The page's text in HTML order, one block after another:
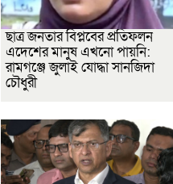
ছাত্র জনতার বিপ্লবের প্রতিফলন
এদেশের মানুষ এখনো পায়নি:
রামগঞ্জে জুলাই যোদ্ধা সানজিদা
চৌধুরী